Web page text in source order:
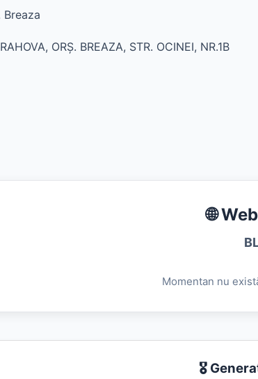
Breaza
ORŞ. BREAZA, STR. OCINEI, NR.1B
🌐
Momentan nu
🎖️